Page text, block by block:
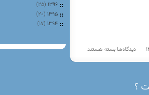
دیدگاه‌ها برای
بسته هستند
؟
۱۳۹۶ (۲۵)
۱۳۹۵ (۲۰)
۱۳۹۴ (۱۷)